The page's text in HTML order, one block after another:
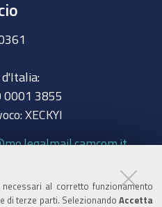
al corretto funzionamento
di terze parti. Selezionando Accetta
d'Italia:
0001 3855
XECKYI